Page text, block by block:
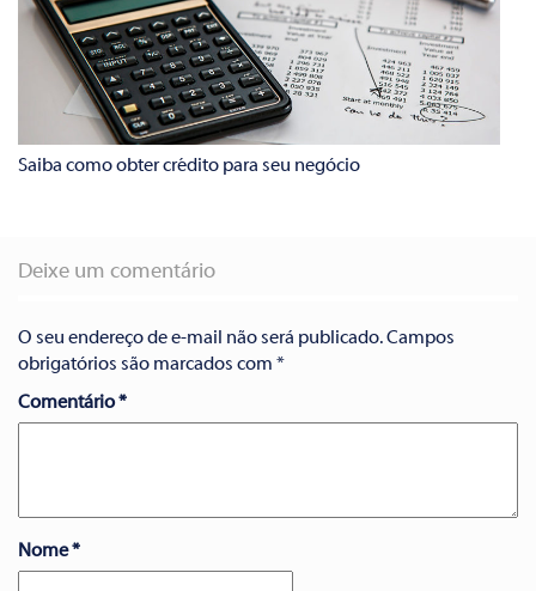
Saiba como obter crédito para seu negócio
Deixe um comentário
O seu endereço de e-mail não será publicado.Campos
obrigatórios são marcados com *
Comentário*
Nome*